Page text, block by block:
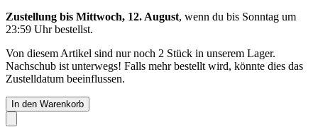
Zustellung bis Mittwoch, 12. August, wenn du bis Sonntag um
23:59 Uhrbestellst.
Von diesem Artikel sind nur noch 2 Stück in unserem Lager.
Nachschub ist unterwegs! Falls mehr bestellt wird, könnte dies das
Zustelldatum beeinflussen.
In den Warenkorb